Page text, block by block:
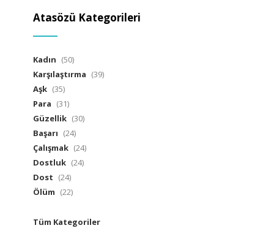
Atasözü Kategorileri
Kadın (50)
Karşılaştırma (39)
Aşk (35)
Para (31)
Güzellik (30)
Başarı (24)
Çalışmak (24)
Dostluk (24)
Dost (24)
Ölüm (22)
Tüm Kategoriler